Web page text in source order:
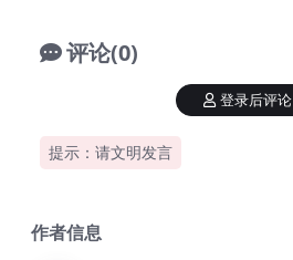
评论(0)
提示：请文明发言
登录后评论
作者信息